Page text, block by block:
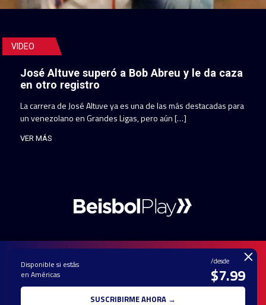
VIDEO
José Altuve superó a Bob Abreu y le da caza
en otro registro
La carrera de José Altuve ya es una de las más destacadas para
un venezolano en Grandes Ligas, pero aún […]
VER MÁS
PAUTA CON
TÉRMINOS Y
CONDICIONES
© 2025 TODOS LOS DERECHOS RESERVADOS - UNA MARCA REGISTRADA
Disponible si estás
en Américas
/desde
$7.99
SUSCRIBIRME AHORA →
×